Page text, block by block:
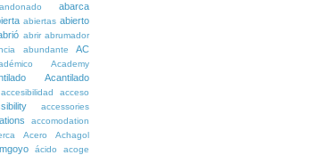
abarca
abiertas abierto
abrir abrumador
abundante
AC
Academy
Acantilado
accesibilidad acceso
accessories
accomodation
Acero Achagol
ácido
acoge